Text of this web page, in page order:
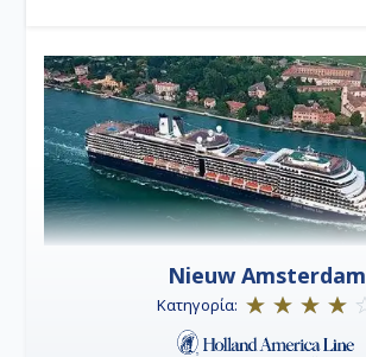
Nieuw Amsterdam
Κατηγορία: